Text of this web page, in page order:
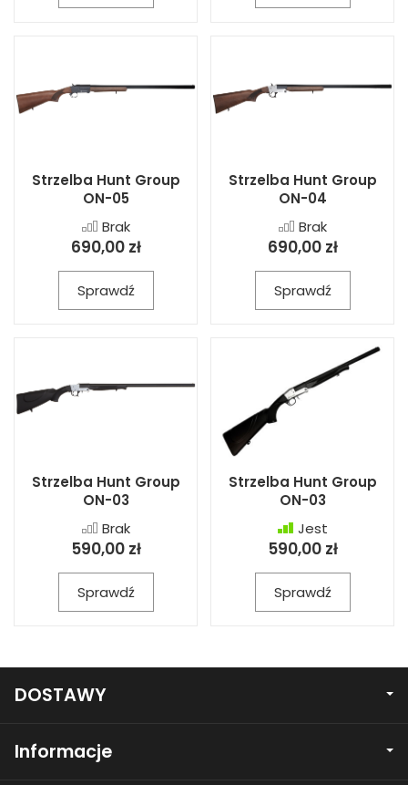
Strzelba Hunt Group
ON-05
Brak
690,00 zł
Sprawdź
Strzelba Hunt Group
ON-04
Brak
690,00 zł
Sprawdź
Strzelba Hunt Group
ON-03
Brak
590,00 zł
Sprawdź
Strzelba Hunt Group
ON-03
Jest
590,00 zł
Sprawdź
DOSTAWY
Informacje